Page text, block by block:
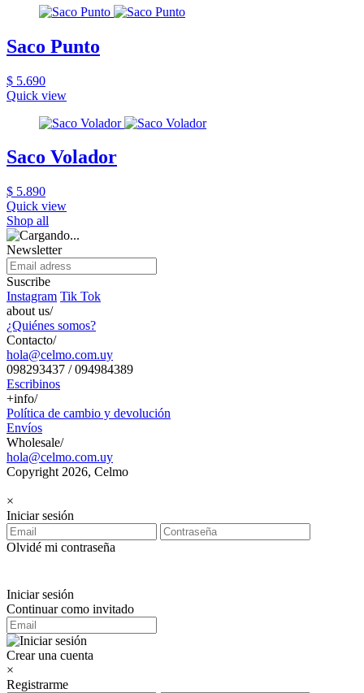
Saco Punto
$ 5.690
Quick view
Saco Volador
$ 5.890
Quick view
Shop all
Newsletter
Suscribe
Instagram Tik Tok
about us/
¿Quiénes somos?
Contacto/
hola@celmo.com.uy
098293437 / 094984389
Escribinos
+info/
Política de cambio y devolución
Envíos
Wholesale/
hola@celmo.com.uy
Copyright 2026, Celmo
×
Iniciar sesión
Olvidé mi contraseña
Iniciar sesión
Continuar como invitado
Crear una cuenta
×
Registrarme